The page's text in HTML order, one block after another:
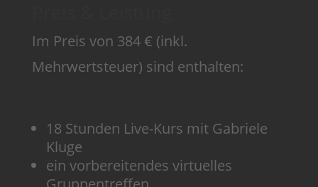
Im Preis von 384 € (inkl.
Mehrwertsteuer) sind enthalten:
18 Stunden Live-Kurs mit Gabriele
Kluge
ein vorbereitendes virtuelles